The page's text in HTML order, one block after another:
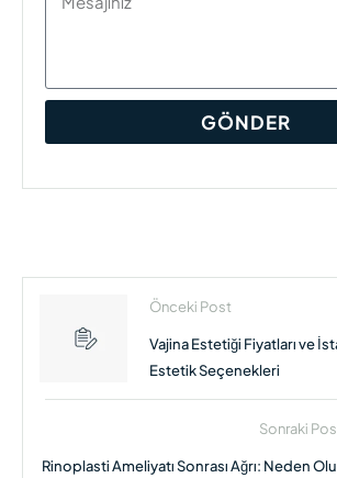
GÖNDER
Önceki Post
Vajina Estetiği Fiyatları ve
Estetik Seçenekleri
Sonraki
Rinoplasti Ameliyatı Sonrası Ağrı: Neden